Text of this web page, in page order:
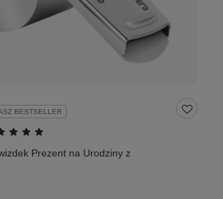
BESTSELLER
Prezent na Urodziny z